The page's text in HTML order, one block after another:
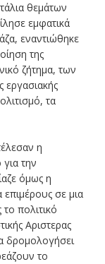
θεμάτων
εμφατικά
εναντιώθηκε
της
ζήτημα, των
εργασιακής
τα
η
για την
όμως η
σε μια
πολιτικό
Αριστερας
δρομολογήσει
το